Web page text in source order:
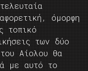
όμορφη
τοπικό
των δύο
Αίολου θα
με αυτό το